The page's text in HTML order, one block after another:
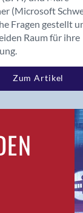
(Microsoft
Fragen gestellt
Raum für ihre
Zum Artikel